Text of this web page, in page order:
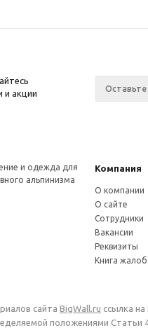
и акции
и одежда для
альпинизма
Компания
О компании
О сайте
Сотрудники
Вакансии
Реквизиты
Книга жалоб
сайта BigWall.ru ссылка
положениями Статьи